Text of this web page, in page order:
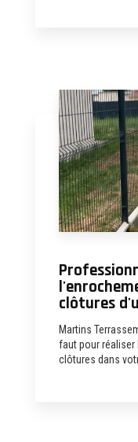
clôtures
Martins
faut pour réaliser
clôtures dans